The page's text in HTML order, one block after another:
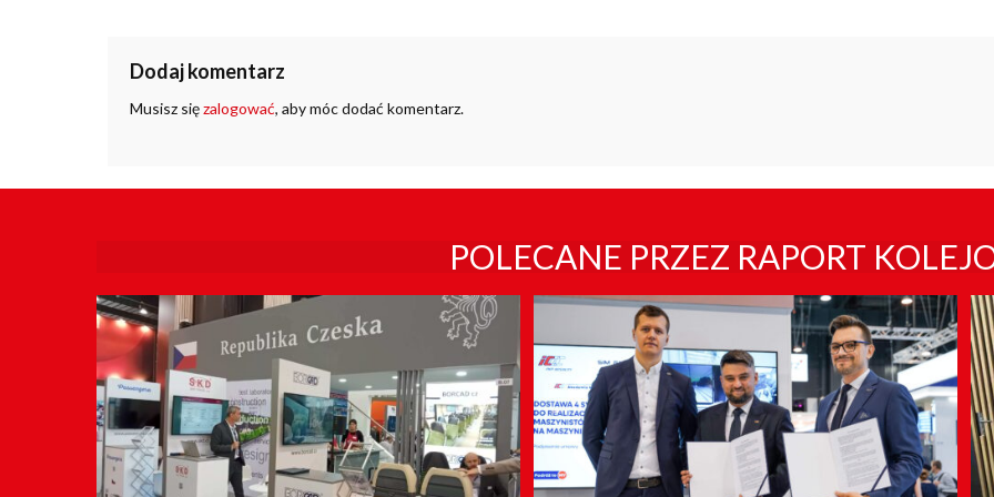
Dodaj komentarz
Musisz sięzalogować, aby móc dodać komentarz.
POLECANE PRZEZ RAPORT